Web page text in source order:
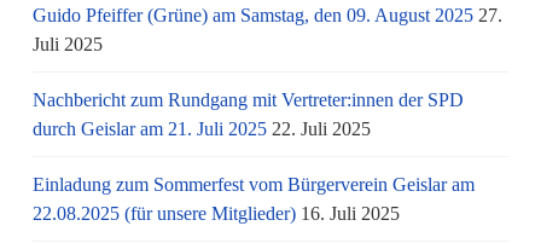
Guido Pfeiffer (Grüne) am Samstag, den 09. August 2025 27.
Juli 2025
Nachbericht zum Rundgang mit Vertreter:innen der SPD
durch Geislar am 21. Juli 2025 22. Juli 2025
Einladung zum Sommerfest vom Bürgerverein Geislar am
22.08.2025 (für unsere Mitglieder) 16. Juli 2025